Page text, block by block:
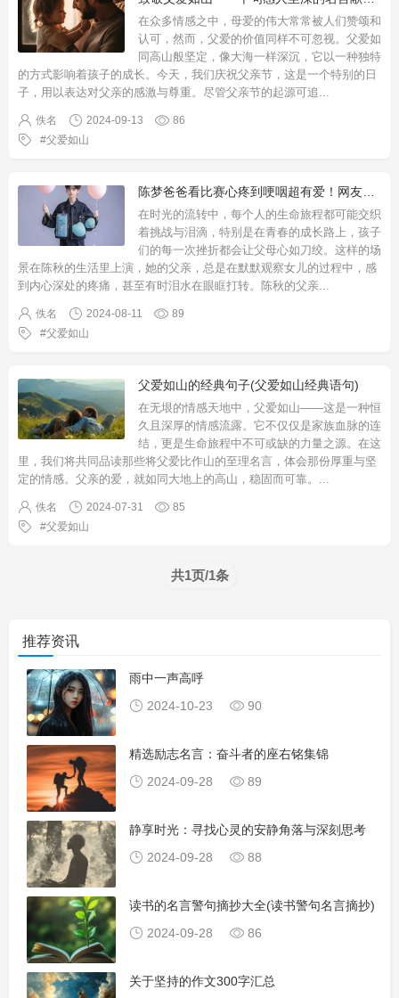
在众多情感之中，母爱的伟大常常被人们赞颂和
认可，然而，父爱的价值同样不可忽视。父爱如
同高山般坚定，像大海一样深沉，它以一种独特
的方式影响着孩子的成长。今天，我们庆祝父亲节，这是一个特别的日
子，用以表达对父亲的感激与尊重。尽管父亲节的起源可追 ...
佚名 2024-09-13
86
父爱如山
在时光的流转中，每个人的生命旅程都可能交织
着挑战与泪滴，特别是在青春的成长路上，孩子
们的每一次挫折都会让父母心如刀绞。这样的场
景在陈秋的生活里上演，她的父亲，总是在默默观察女儿的过程中，感
到内心深处的疼痛，甚至有时泪水在眼眶打转。陈秋的父亲...
佚名 2024-08-11
89
父爱如山
父爱如山的经典句子(父爱如山经典语句)
在无垠的情感天地中，父爱如山——这是一种恒
久且深厚的情感流露。它不仅仅是家族血脉的连
结，更是生命旅程中不可或缺的力量之源。在这
里，我们将共同品读那些将父爱比作山的至理名言，体会那份厚重与坚
定的情感。父亲的爱，就如同大地上的高山，稳固而可靠。 ...
佚名 2024-07-31
85
父爱如山
共1页/1条
推荐资讯
雨中一声高呼
2024-10-23
90
精选励志名言：奋斗者的座右铭集锦
2024-09-28
89
静享时光：寻找心灵的安静角落与深刻思考
2024-09-28
88
读书的名言警句摘抄大全(读书警句名言摘抄)
2024-09-28
86
关于坚持的作文300字汇总